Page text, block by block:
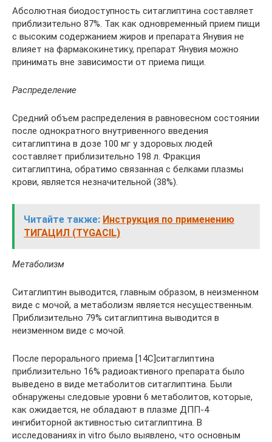
Абсолютная биодоступность ситаглиптина составляет
приблизительно 87%. Так как одновременный прием пищи
с высоким содержанием жиров и препарата Янувия не
влияет на фармакокинетику, препарат Янувия можно
принимать вне зависимости от приема пищи.
Распределение
Средний объем распределения в равновесном состоянии
после однократного внутривенного введения
ситаглиптина в дозе 100 мг у здоровых людей
составляет приблизительно 198 л. Фракция
ситаглиптина, обратимо связанная с белками плазмы
крови, является незначительной (38%).
Читайте также: Инструкция по применению
ТИГАЦИЛ (TYGACIL)
Метаболизм
Ситаглиптин выводится, главным образом, в неизменном
виде с мочой, а метаболизм является несущественным.
Приблизительно 79% ситаглиптина выводится в
неизменном виде с мочой.
После перорального приема [14С]ситаглиптина
приблизительно 16% радиоактивного препарата было
выведено в виде метаболитов ситаглиптина. Были
обнаружены следовые уровни 6 метаболитов, которые,
как ожидается, не обладают в плазме ДПП-4
ингибиторной активностью ситаглиптина. В
исследованиях in vitro было выявлено, что основным